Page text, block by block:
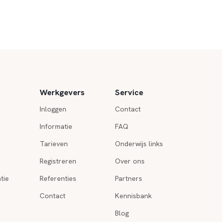
Werkgevers
Inloggen
Informatie
Tarieven
Registreren
Referenties
Contact
Service
Contact
FAQ
Onderwijs links
Over ons
Partners
Kennisbank
Blog